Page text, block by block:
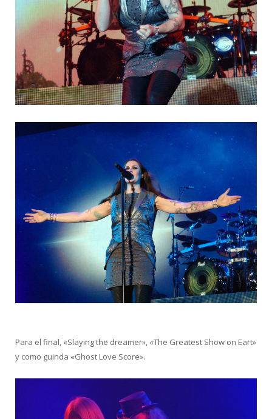
Para el final, «Slaying the dreamer», «The Greatest Show on Eart»
y como guinda «Ghost Love Score».